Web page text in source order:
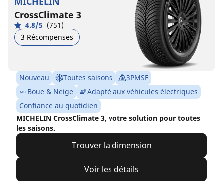
CrossClimate 3
4.8/5 (751)
3 Récompenses
Nouveau Toutes saisons
3PMSF
Boue & Neige
Adapté aux véhicules électriques
Confiance au quotidien
MICHELIN CrossClimate 3, votre solution pour toutes
les saisons.
Trouver la dimension
Voir les détails